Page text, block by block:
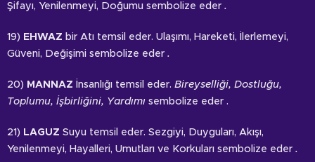
Şifayı, Yenilenmeyi, Doğumu sembolize eder .
19) EHWAZ bir Atı temsil eder. Ulaşımı, Hareketi, İlerlemeyi,
Güveni, Değişimi sembolize eder .
20) MANNAZ İnsanlığı temsil eder. Bireyselliği, Dostluğu,
Toplumu, İşbirliğini, Yardımı sembolize eder .
21) LAGUZ Suyu temsil eder. Sezgiyi, Duyguları, Akışı,
Yenilenmeyi, Hayalleri, Umutları ve Korkuları sembolize eder .